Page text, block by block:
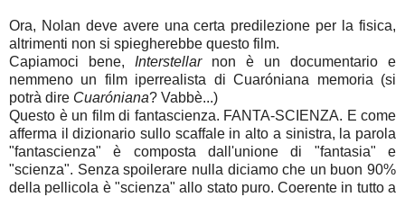
Ora, Nolan deve avere una certa predilezione per la fisica,
altrimenti non si spiegherebbe questo film.
Capiamoci bene, Interstellar non è un documentario e
nemmeno un film iperrealista di Cuaróniana memoria (si
potrà dire Cuaróniana? Vabbè...)
Questo è un film di fantascienza. FANTA-SCIENZA. E come
afferma il dizionario sullo scaffale in alto a sinistra, la parola
"fantascienza" è composta dall'unione di "fantasia" e
"scienza". Senza spoilerare nulla diciamo che un buon 90%
della pellicola è "scienza" allo stato puro. Coerente in tutto a